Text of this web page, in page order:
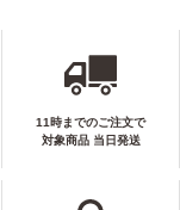
11時までのご注文で
対象商品 当日発送